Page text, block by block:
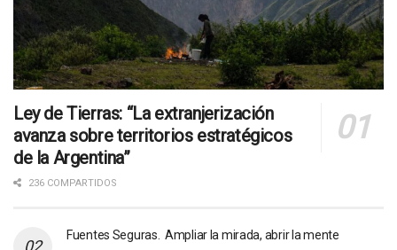
Ley de Tierras: “La extranjerización
avanza sobre territorios estratégicos
de la Argentina”
236 COMPARTIDOS
Fuentes Seguras. Ampliar la mirada, abrir la mente